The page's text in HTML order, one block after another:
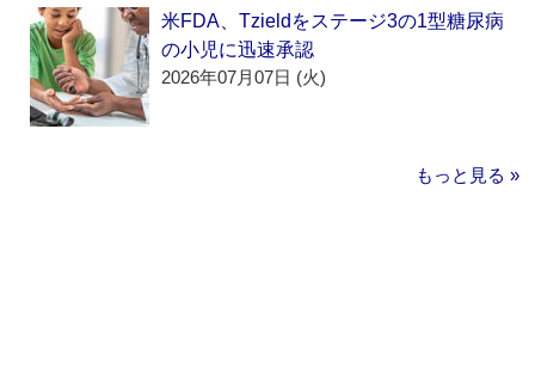
米FDA、Tzieldをステージ3の1型糖尿病
の小児に迅速承認
2026年07月07日 (火)
もっと見る »